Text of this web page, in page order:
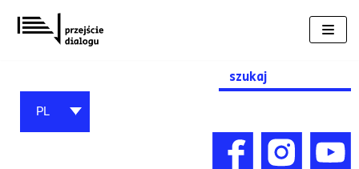
Przejdź
do
Search
for:
PL